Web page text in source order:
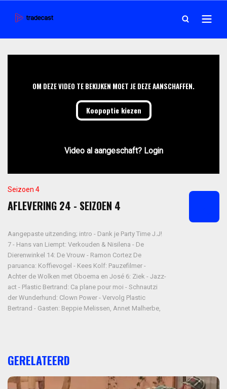
OM DEZE VIDEO TE BEKIJKEN MOET JE DEZE AANSCHAFFEN.
Koopoptie kiezen
Video al aangeschaft? Login
Seizoen 4
AFLEVERING 24 - SEIZOEN 4
Aangepaste uitzending; intro - Dank je Party Time J.J!
7 - Hans van Liempt: Verkouden & Nisilena - De
Dierenwinkel 14: De Vrouw - Ramon Cortez De
paruanca: Koffievogel - Kees Kolf: Pauzefilmer -
Achter de Wolken met Oboema en José 6: Ziek - Jazz-
act - Plastic Bertrand: Ca plane pour moi - Schnautzi
der Wunderhund: Clown Power - Vervolg Plastic
Bertrand - Gasten: Beppie Melissen, Annet Malherbe,
GERELATEERD